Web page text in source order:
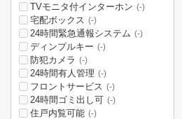
TVモニタ付インターホン (-)
宅配ボックス (-)
24時間緊急通報システム (-)
ディンプルキー (-)
防犯カメラ (-)
24時間有人管理 (-)
フロントサービス (-)
24時間ゴミ出し可 (-)
住戸内覧可能 (-)